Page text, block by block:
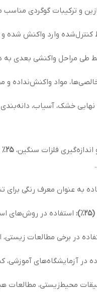
و ترکیبات گوگردی مناسب
کنترل‌شده وارد واکنش شده
طی مراحل واکنشی بعدی به
مواد واکنش‌نداده و
خشک، آسیاب،
فلزات سنگین،۲۵٪
به عنوان معرف رنگی
استفاده در روش‌های
در برخی مطالعات
در آزمایشگاه‌های
محیط‌زیستی، مطالعات